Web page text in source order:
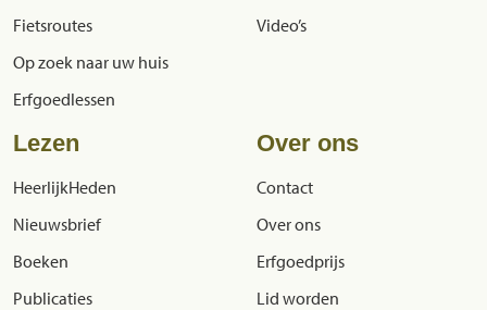
Fietsroutes
Op zoek naar uw huis
Erfgoedlessen
Video’s
Lezen
HeerlijkHeden
Nieuwsbrief
Boeken
Publicaties
Over ons
Contact
Over ons
Erfgoedprijs
Lid worden